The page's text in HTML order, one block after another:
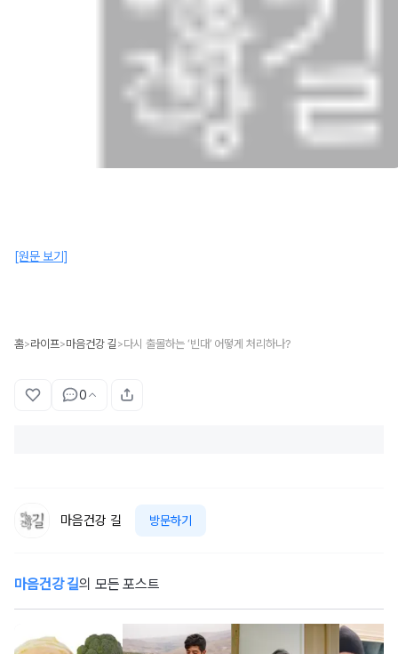
[원문 보기]
홈>라이프>마음건강 길 >다시 출몰하는 ‘빈대’ 어떻게 처리하나?
0
마음건강 길 방문하기
마음건강 길의 모든 포스트